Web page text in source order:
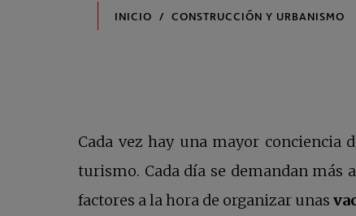
Cada vez hay una mayor conciencia
turismo. Cada día se demandan más
factores a la hora de organizar unas